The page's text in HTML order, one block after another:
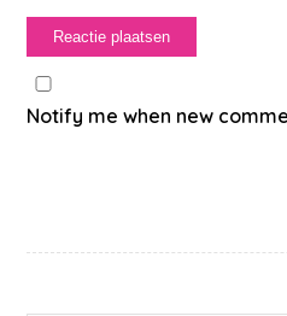
Notify me when new